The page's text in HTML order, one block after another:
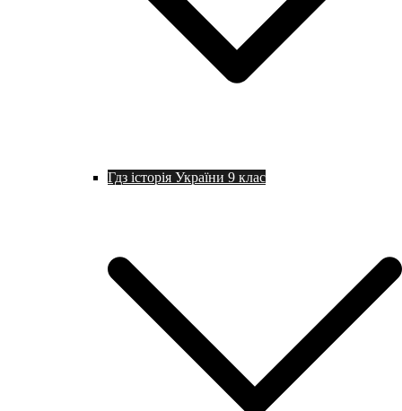
Гдз історія України 9 клас